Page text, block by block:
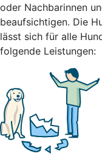
oder Nachbarinnen
beaufsichtigen. Die
lässt sich für alle
folgende Leistungen: